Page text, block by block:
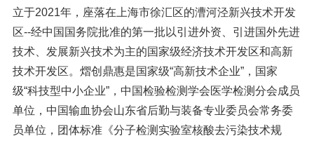
立于2021年，座落在上海市徐汇区的漕河泾新兴技术开发
区--经中国国务院批准的第一批以引进外资、引进国外先进
技术、发展新兴技术为主的国家级经济技术开发区和高新
技术开发区。熠创鼎惠是国家级“高新技术企业”，国家
级“科技型中小企业”，中国检验检测学会医学检测分会成员
单位，中国输血协会山东省后勤与装备专业委员会常务委
员单位，团体标准《分子检测实验室核酸去污染技术规